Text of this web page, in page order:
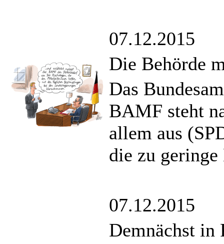
07.12.2015
Die Behörde
Das
BAMF steht
allem aus
die zu
07.12.2015
Demnächst in